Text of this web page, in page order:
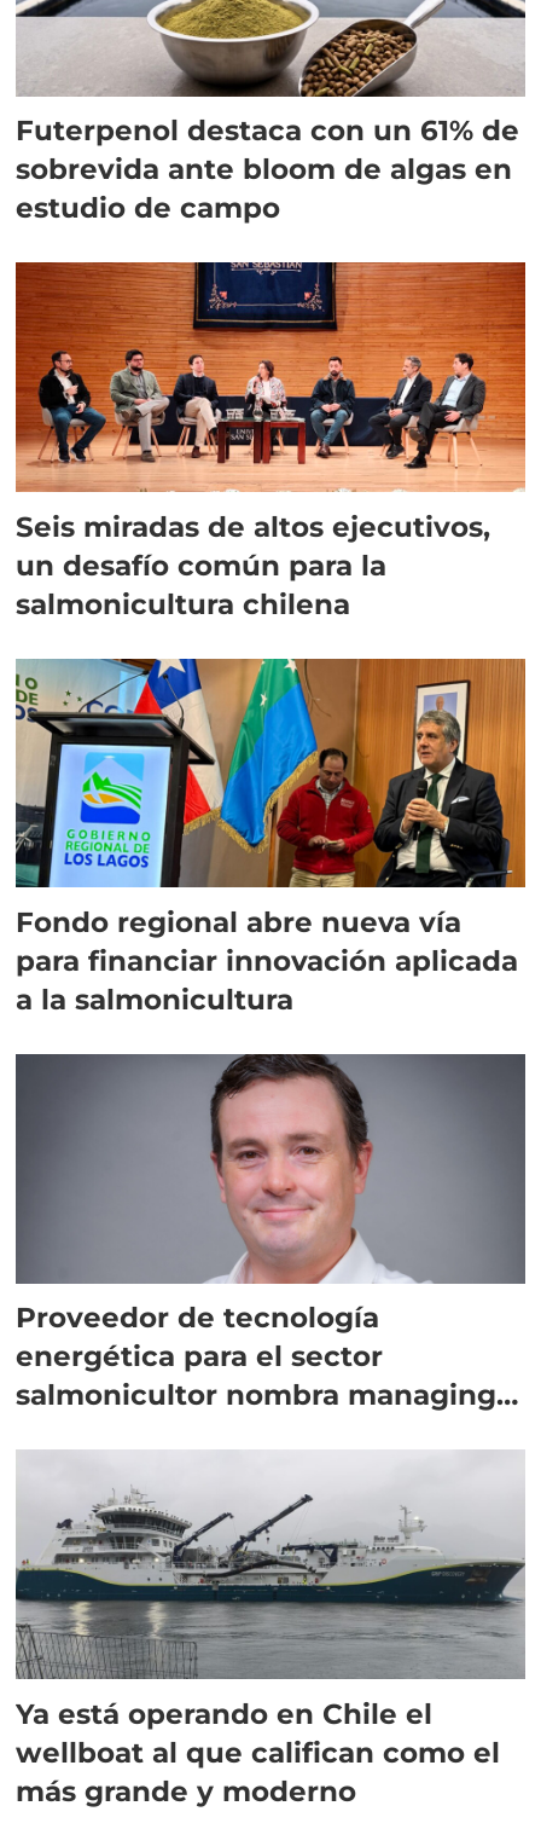
Futerpenol destaca con un 61% de
sobrevida ante bloom de algas en
estudio de campo
Seis miradas de altos ejecutivos,
un desafío común para la
salmonicultura chilena
Fondo regional abre nueva vía
para financiar innovación aplicada
a la salmonicultura
Proveedor de tecnología
energética para el sector
salmonicultor nombra managing
Ya está operando en Chile el
wellboat al que califican como el
más grande y moderno